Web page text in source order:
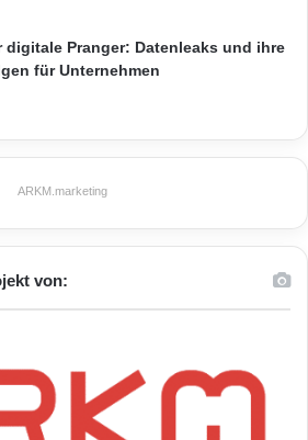
digitale Pranger: Datenleaks und ihre
für Unternehmen
ARKM.marketing
von: